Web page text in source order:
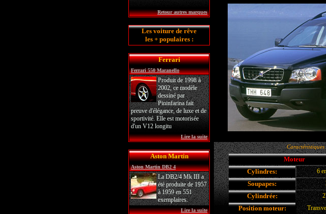
Retour autres marques
Les voiture de rêve
les + populaires :
Ferrari
Ferrari 550 Maranello
Produit de 1998 à
2002, ce modèle
dessiné par
Pininfarina fait
preuve d'élégance, de luxe et de
sportivité. Elle est motorisée
d'un V12 longitu
Lire la suite
Aston Martin
Aston Martin DB2 4
La DB2/4 Mk III a
été produite de 1957
à 1959 en 551
exemplaires.
Lire la suite
Caractéristiques
Moteur
Cylindres:
6
Soupapes:
Cylindrée:
Position moteur: